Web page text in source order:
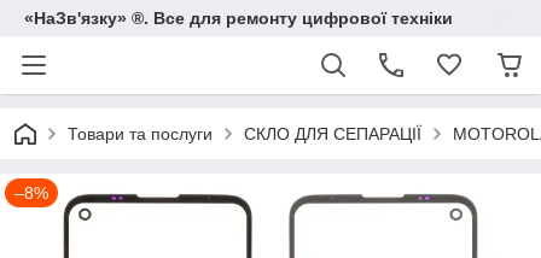
«НаЗв'язку» ®. Все для ремонту цифрової техніки
Товари та послуги СКЛО ДЛЯ СЕПАРАЦІЇ
–8%